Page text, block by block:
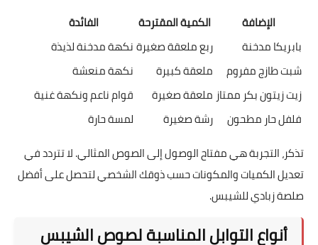
الإضافة
الكمية المقترحة
الفائدة
بابريكا مدخنة
ربع ملعقة صغيرةنكهة مدخنة لذيذة
شبت طازج مفروم
ملعقة كبيرة
نكهة منعشة
زيت زيتون بكر ممتاز ملعقة صغيرة
قوام ناعم ونكهة غنية
فلفل حار مطحون
رشة صغيرة
لمسة حارة
تذكر، التجربة هي مفتاح الوصول إلى الصوص المثالي. لا تتردد في
تعديل الكميات والمكونات حسب ذوقك الشخصي لتحصل على أفضل
صلصة زبادي للشيبس.
أنواع التوابل المناسبة لصوص الشيبس